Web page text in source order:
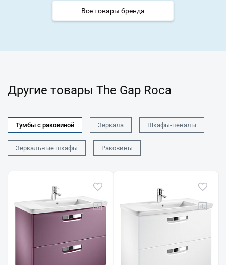
Все товары бренда
Другие товары The Gap Roca
Тумбы с раковиной Зеркала Шкафы-пеналы
Зеркальные шкафы Раковины